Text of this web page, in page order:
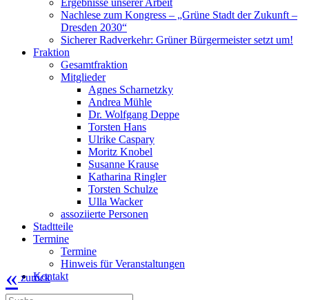
Ergebnisse unserer Arbeit
Nachlese zum Kongress – „Grüne Stadt der Zukunft –
Dresden 2030“
Sicherer Radverkehr: Grüner Bürgermeister setzt um!
Fraktion
Gesamtfraktion
Mitglieder
Agnes Scharnetzky
Andrea Mühle
Dr. Wolfgang Deppe
Torsten Hans
Ulrike Caspary
Moritz Knobel
Susanne Krause
Katharina Ringler
Torsten Schulze
Ulla Wacker
assoziierte Personen
Stadtteile
Termine
Termine
Hinweis für Veranstaltungen
Kontakt
« zurück